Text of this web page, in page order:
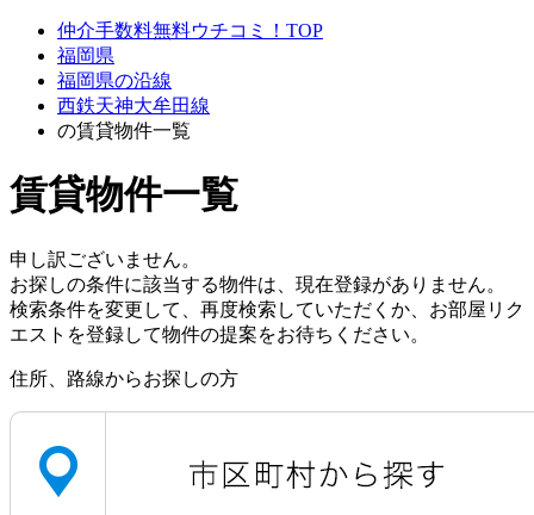
仲介手数料無料ウチコミ！TOP
福岡県
福岡県の沿線
西鉄天神大牟田線
の賃貸物件一覧
賃貸物件一覧
申し訳ございません。
お探しの条件に該当する物件は、現在登録がありません。
検索条件を変更して、再度検索していただくか、お部屋リク
エストを登録して物件の提案をお待ちください。
住所、路線からお探しの方